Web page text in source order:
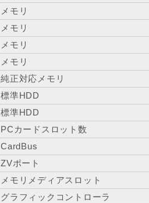
メモリ
メモリ
メモリ
メモリ
純正対応メモリ
標準HDD
標準HDD
PCカードスロット数
CardBus
ZVポート
メモリメディアスロット
グラフィックコントローラ